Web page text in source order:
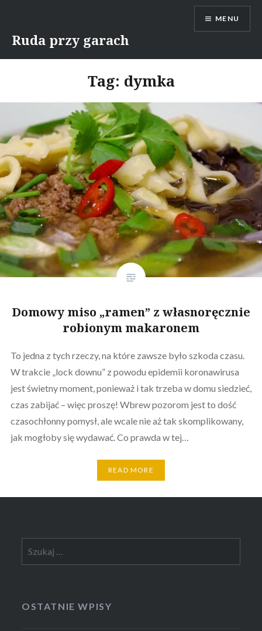
content
Ruda przy garach
MENU
Tag: dymka
Domowy miso „ramen” z własnoręcznie
robionym makaronem
To jedna z tych rzeczy, na które zawsze było szkoda czasu.
W trakcie „lock downu” z powodu epidemii koronawirusa
jest świetny moment, ponieważ i tak trzeba w domu siedzieć,
czas zabijać – więc proszę! Wbrew pozorom jest to dość
czasochłonny pomysł, ale wcale nie aż tak skomplikowany,
jak mogłoby się wydawać. Co prawda w tej…
READ MORE
OSTATNIE WPISY